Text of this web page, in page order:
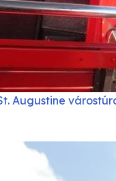
Augustine